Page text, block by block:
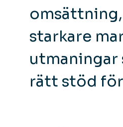
starkare
utmaningar
rätt stöd